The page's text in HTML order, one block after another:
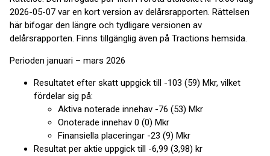
2026-05-07 var en kort version av delårsrapporten. Rättelsen
här bifogar den längre och tydligare versionen av
delårsrapporten. Finns tillgänglig även på Tractions hemsida.
Perioden januari – mars 2026
Resultatet efter skatt uppgick till -103 (59) Mkr, vilket
fördelar sig på:
Aktiva noterade innehav -76 (53) Mkr
Onoterade innehav 0 (0) Mkr
Finansiella placeringar -23 (9) Mkr
Resultat per aktie uppgick till -6,99 (3,98) kr